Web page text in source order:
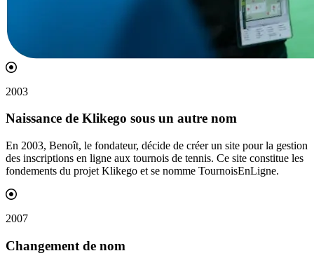
2003
Naissance de Klikego sous un autre nom
En 2003, Benoît, le fondateur, décide de créer un site pour la gestion
des inscriptions en ligne aux tournois de tennis. Ce site constitue les
fondements du projet Klikego et se nomme TournoisEnLigne.
2007
Changement de nom